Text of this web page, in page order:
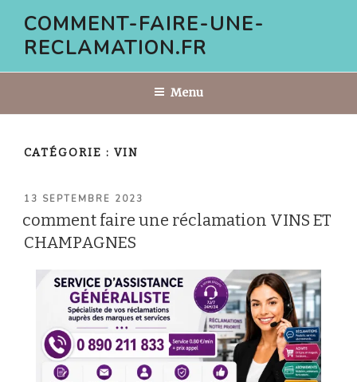
contenu
COMMENT-FAIRE-UNE-
RECLAMATION.FR
Menu
CATÉGORIE : VIN
PUBLIÉ
13 SEPTEMBRE 2023
comment faire une réclamation VINS ET
CHAMPAGNES